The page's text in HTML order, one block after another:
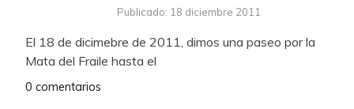
Publicado: 18 diciembre 2011
El 18 de dicimebre de 2011, dimos una paseo por la
Mata del Fraile hasta el
0 comentarios